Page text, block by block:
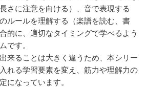
さに注意を向ける）、音で表現する
ルールを理解する（楽譜を読む、書
的に、適切なタイミングで学べるよう
です。
来ることは大きく違うため、本シリー
れる学習要素を変え、筋力や理解力の
になっています。